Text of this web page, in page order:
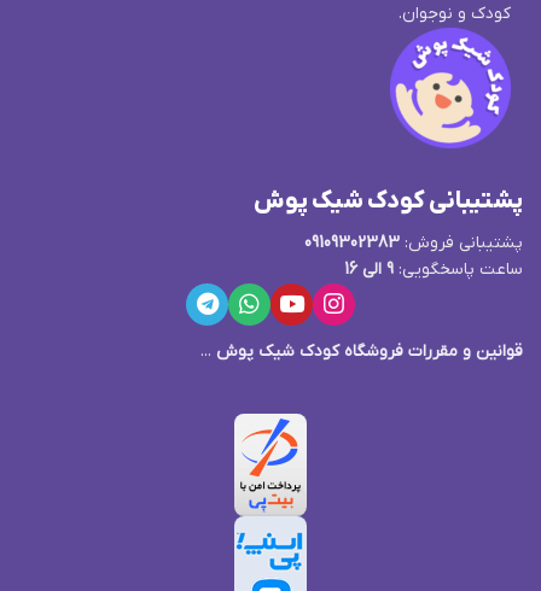
کودک و نوجوان.
پشتیبانی کودک شیک پوش
پشتیبانی فروش: 09109302383
ساعت پاسخگویی: 9 الی 16
قوانین و مقررات فروشگاه کودک شیک پوش ...